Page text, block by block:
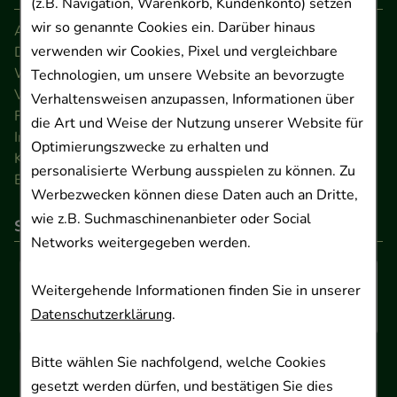
wir so genannte Cookies ein. Darüber hinaus
verwenden wir Cookies, Pixel und vergleichbare
Technologien, um unsere Website an bevorzugte
Verhaltensweisen anzupassen, Informationen über
die Art und Weise der Nutzung unserer Website für
Optimierungszwecke zu erhalten und
personalisierte Werbung ausspielen zu können. Zu
Werbezwecken können diese Daten auch an Dritte,
wie z.B. Suchmaschinenanbieter oder Social
Networks weitergegeben werden.
Weitergehende Informationen finden Sie in unserer
Datenschutzerklärung.
Bitte wählen Sie nachfolgend, welche Cookies
gesetzt werden dürfen, und bestätigen Sie dies
AGB
Datenschutz
Widerrufsrecht
Versandkosten
FAQ
Impressum
Kontakt
Barrierefreiheitserklärung
So können Sie bezahlen